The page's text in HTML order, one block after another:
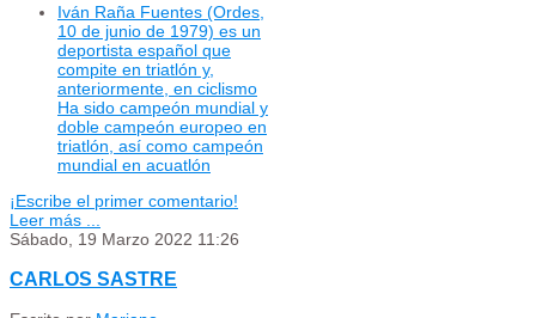
Iván Raña Fuentes (Ordes,
10 de junio de 1979) es un
deportista español que
compite en triatlón y,
anteriormente, en ciclismo
Ha sido campeón mundial y
doble campeón europeo en
triatlón, así como campeón
mundial en acuatlón
¡Escribe el primer comentario!
Leer más ...
Sábado, 19 Marzo 2022 11:26
CARLOS SASTRE